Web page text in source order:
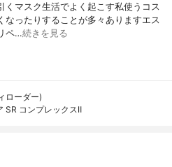
くマスク生活でよく起こす私使うコス
なったりすることが多々ありますエス
ペ…続きを見る
ローダー)
SR コンプレックスⅡ